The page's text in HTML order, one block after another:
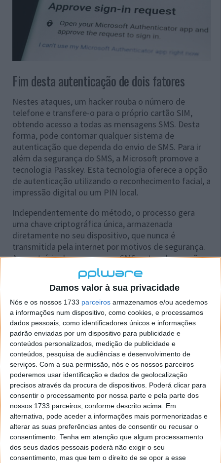
Damos valor à sua privacidade
Nós e os nossos 1733 parceiros armazenamos e/ou acedemos
a informações num dispositivo, como cookies, e processamos
dados pessoais, como identificadores únicos e informações
padrão enviadas por um dispositivo para publicidade e
conteúdos personalizados, medição de publicidade e
conteúdos, pesquisa de audiências e desenvolvimento de
serviços. Com a sua permissão, nós e os nossos parceiros
poderemos usar identificação e dados de geolocalização
precisos através da procura de dispositivos. Poderá clicar para
consentir o processamento por nossa parte e pela parte dos
nossos 1733 parceiros, conforme descrito acima. Em
alternativa, pode aceder a informações mais pormenorizadas e
alterar as suas preferências antes de consentir ou recusar o
consentimento. Tenha em atenção que algum processamento
dos seus dados pessoais poderá não exigir o seu
consentimento, mas que tem o direito de se opor a esse
Fim desta autenticação de dois fatores
Nestes ataques, um hacker rouba o número de
telefone e transfere-o para o próprio cartão SIM,
obtendo acesso a todas as mensagens SMS. Desta
forma, pode contornar qualquer sistema de
autenticação que dependa do envio de SMS. Para ir
além da segurança do SMS, a Microsoft promove a
tecnologia Passkey. Esta tecnologia oferece a opção
de autenticação utilizando o reconhecimento facial, a
impressão digital ou um PIN local.
Independentemente do método, o processo gera
uma chave criptográfica única, armazenada
diretamente no seu dispositivo, que nunca é
transmitida pela internet por motivos de segurança.
Ao contrário das mensagens SMS, estas chaves não
podem ser intercetadas. A Microsoft não vai
desativar a autenticação por SMS de um dia para o
outro. Anunciou uma transição gradual para as
alternativas que está a promover.
Segurança com app Autenticator da